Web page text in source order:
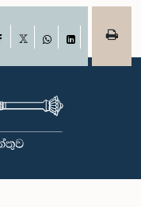
Facebook
WhatsAppLinkedIn